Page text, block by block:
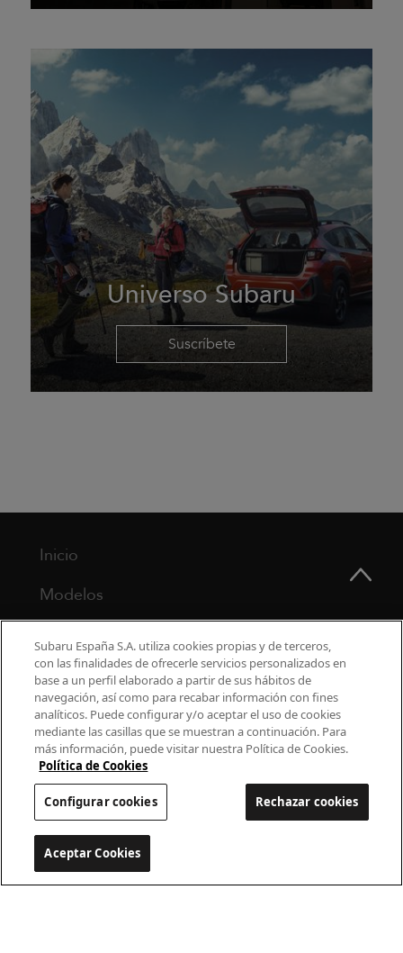
Universo Subaru
Suscríbete
Inicio
Modelos
Finance
Propietarios
Contacto
Universo Subaru
900 440 044
cac.subaru@subaru.es
Aviso Legal
Subaru España S.A. utiliza cookies propias y de terceros,
con las finalidades de ofrecerle servicios personalizados en
base a un perfil elaborado a partir de sus hábitos de
navegación, así como para recabar información con fines
analíticos. Puede configurar y/o aceptar el uso de cookies
mediante las casillas que se muestran a continuación. Para
más información, puede visitar nuestra Política de Cookies.
Política de Cookies
Configurar cookies Rechazar cookies
Aceptar Cookies